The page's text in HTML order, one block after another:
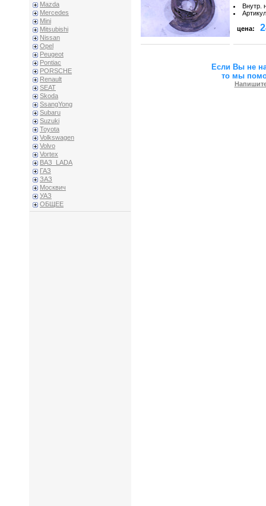
Mazda
Mercedes
Mini
Mitsubishi
Nissan
Opel
Peugeot
Pontiac
PORSCHE
Renault
SEAT
Skoda
SsangYong
Subaru
Suzuki
Toyota
Volkswagen
Volvo
Vortex
ВАЗ_LADA
ГАЗ
ЗАЗ
Москвич
УАЗ
ОБЩЕЕ
Внутр.
Артикул
цена:
Если Вы не
то мы